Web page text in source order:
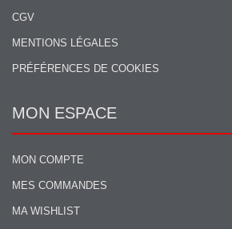
CGV
MENTIONS LÉGALES
PRÉFÉRENCES DE COOKIES
MON ESPACE
MON COMPTE
MES COMMANDES
MA WISHLIST